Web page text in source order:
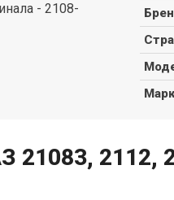
- 2108-
2112,